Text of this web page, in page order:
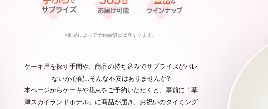
※商品によって予約締切日は異なります。
ケーキ屋を探す手間や、商品の持ち込みでサプライズがバレ
ないか心配…そんな不安はありませんか?
本ページからケーキや花束をご予約いただくと、事前に「草
津スカイランドホテル」に商品が届き、お祝いのタイミング